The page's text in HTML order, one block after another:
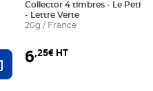
Ajouter au panier
Collector 4 timbres - Le Petit
- Lettre Verte
20g / France
6,25€ HT